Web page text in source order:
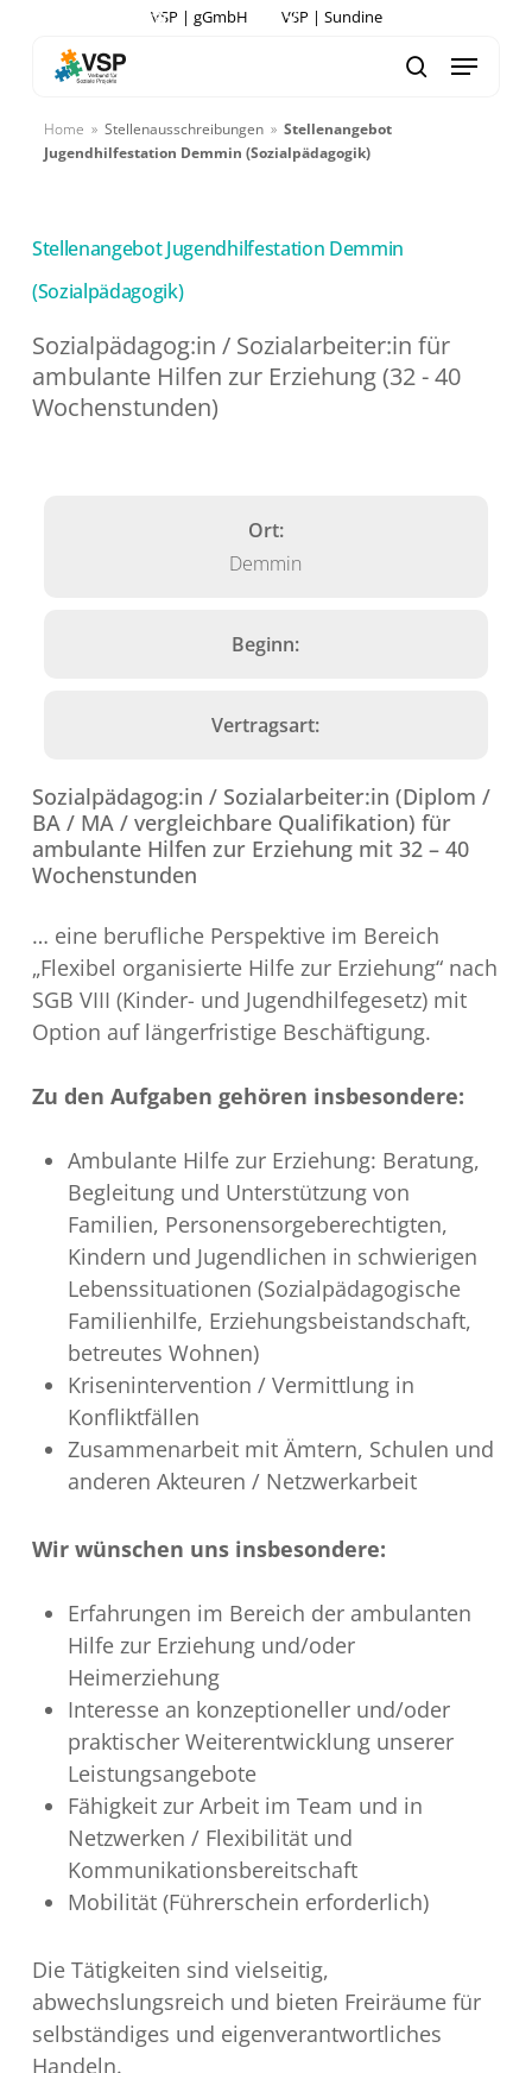
VSP | gGmbH VSP | Sundine
search
Menu
Home » Stellenausschreibungen » Stellenangebot
Jugendhilfestation Demmin (Sozialpädagogik)
Stellenangebot Jugendhilfestation Demmin
(Sozialpädagogik)
Sozialpädagog:in / Sozialarbeiter:in für
ambulante Hilfen zur Erziehung (32 - 40
Wochenstunden)
Ort:
Demmin
Beginn:
Vertragsart:
Sozialpädagog:in / Sozialarbeiter:in (Diplom /
BA / MA / vergleichbare Qualifikation) für
ambulante Hilfen zur Erziehung mit 32 – 40
Wochenstunden
… eine berufliche Perspektive im Bereich
„Flexibel organisierte Hilfe zur Erziehung“ nach
SGB VIII (Kinder- und Jugendhilfegesetz) mit
Option auf längerfristige Beschäftigung.
Zu den Aufgaben gehören insbesondere:
Ambulante Hilfe zur Erziehung: Beratung,
Begleitung und Unterstützung von
Familien, Personensorgeberechtigten,
Kindern und Jugendlichen in schwierigen
Lebenssituationen (Sozialpädagogische
Familienhilfe, Erziehungsbeistandschaft,
betreutes Wohnen)
Krisenintervention / Vermittlung in
Konfliktfällen
Zusammenarbeit mit Ämtern, Schulen und
anderen Akteuren / Netzwerkarbeit
Wir wünschen uns insbesondere:
Erfahrungen im Bereich der ambulanten
Hilfe zur Erziehung und/oder
Heimerziehung
Interesse an konzeptioneller und/oder
praktischer Weiterentwicklung unserer
Leistungsangebote
Fähigkeit zur Arbeit im Team und in
Netzwerken / Flexibilität und
Kommunikationsbereitschaft
Mobilität (Führerschein erforderlich)
Die Tätigkeiten sind vielseitig,
abwechslungsreich und bieten Freiräume für
selbständiges und eigenverantwortliches
Handeln.